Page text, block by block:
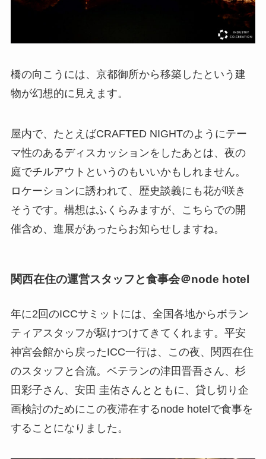
橋の向こうには、京都御所から移築したという建
物が幻想的に見えます。
屋内で、たとえばCRAFTED NIGHTのようにテー
マ性のあるディスカッションをしたあとは、夜の
庭でチルアウトというのもいいかもしれません。
ロケーションに誘われて、歴史談義にも花が咲き
そうです。構想はふくらみますが、こちらでの開
催含め、進展があったらお知らせしますね。
関西在住の運営スタッフと食事会＠node hotel
年に2回のICCサミットには、全国各地からボラン
ティアスタッフが駆けつけてきてくれます。平安
神宮会館から戻ったICC一行は、この夜、関西在住
のスタッフと合流。ベテランの津田晋吾さん、杉
田彩子さん、安田 圭佑さんとともに、貸し切り企
画検討のためにこの夜滞在するnode hotelで食事を
することになりました。